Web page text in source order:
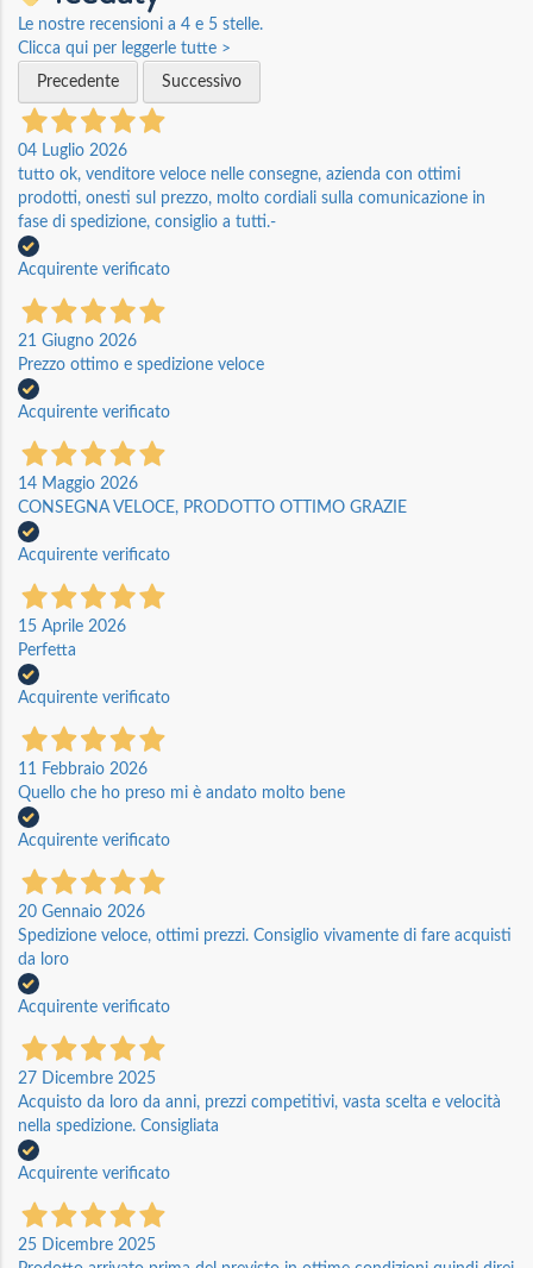
Le nostre recensioni a 4 e 5 stelle.
Clicca qui per leggerle tutte >
Precedente
Successivo
04 Luglio 2026
tutto ok, venditore veloce nelle consegne, azienda con ottimi
prodotti, onesti sul prezzo, molto cordiali sulla comunicazione in
fase di spedizione, consiglio a tutti.-
Acquirente verificato
21 Giugno 2026
Prezzo ottimo e spedizione veloce
Acquirente verificato
14 Maggio 2026
CONSEGNA VELOCE, PRODOTTO OTTIMO GRAZIE
Acquirente verificato
15 Aprile 2026
Perfetta
Acquirente verificato
11 Febbraio 2026
Quello che ho preso mi è andato molto bene
Acquirente verificato
20 Gennaio 2026
Spedizione veloce, ottimi prezzi. Consiglio vivamente di fare acquisti
da loro
Acquirente verificato
27 Dicembre 2025
Acquisto da loro da anni, prezzi competitivi, vasta scelta e velocità
nella spedizione. Consigliata
Acquirente verificato
25 Dicembre 2025